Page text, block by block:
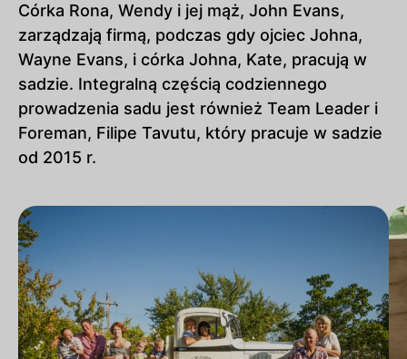
Córka Rona, Wendy i jej mąż, John Evans,
zarządzają firmą, podczas gdy ojciec Johna,
Wayne Evans, i córka Johna, Kate, pracują w
sadzie. Integralną częścią codziennego
prowadzenia sadu jest również Team Leader i
Foreman, Filipe Tavutu, który pracuje w sadzie
od 2015 r.